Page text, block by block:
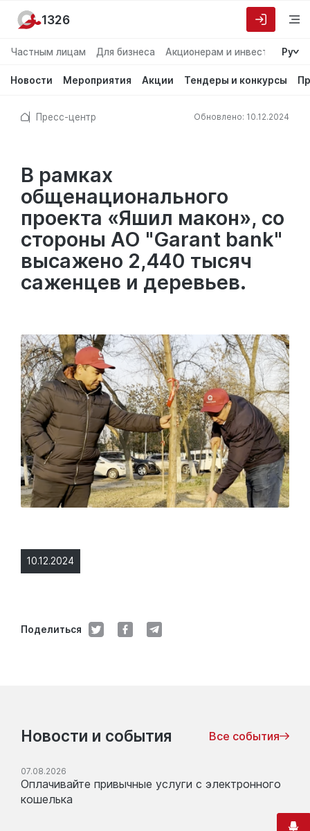
Частным лицам Для бизнеса Акционерам и инвесторам
Ру
Новости Мероприятия Акции Тендеры и конкурсы
1326
Пресс-центр Обновлено: 10.12.2024
В рамках
общенационального
проекта «Яшил макон», со
стороны АО "Garant bank"
высажено 2,440 тысяч
саженцев и деревьев.
10.12.2024
Поделиться
Новости и события Все события
07.08.2026
Оплачивайте привычные услуги с электронного
кошелька